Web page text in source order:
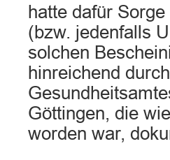
hatte dafür
(bzw. jedenfalls
solchen
hinreichend
Göttingen, die
worden war,